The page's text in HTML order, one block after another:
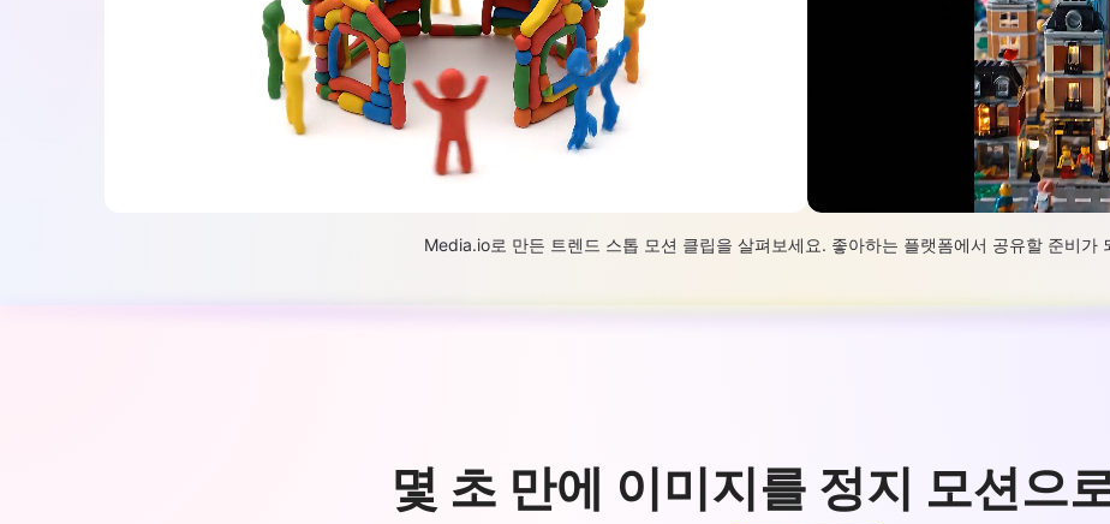
Media.io로 만든 트렌드 스톱 모션 클립을 살펴보세요. 좋아하는 플랫폼에서 공유할 준비가
몇 초 만에 이미지를 정지 모션으